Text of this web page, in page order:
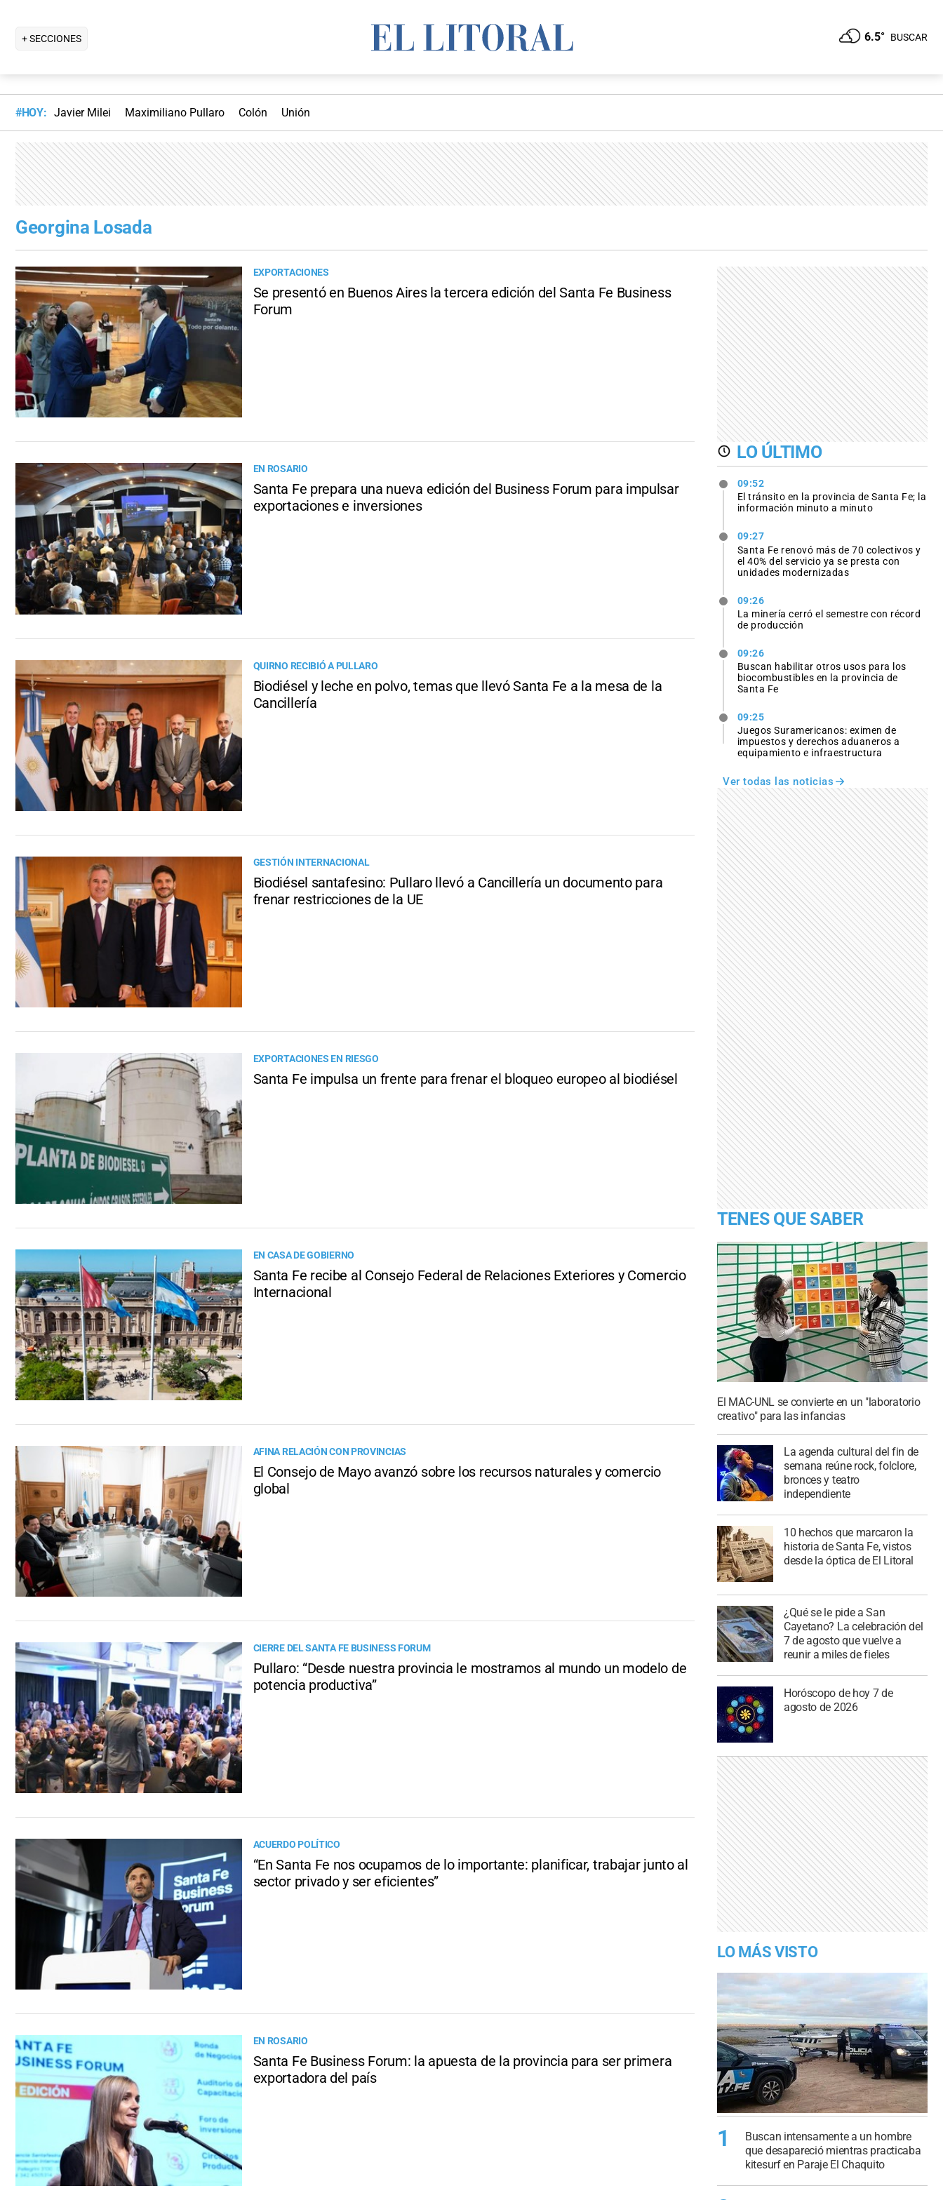
+ SECCIONES 6.5° BUSCAR
#HOY: Javier Milei Maximiliano Pullaro Colón Unión
Georgina Losada
EXPORTACIONES
Se presentó en Buenos Aires la tercera edición del Santa Fe Business
Forum
EN ROSARIO
Santa Fe prepara una nueva edición del Business Forum para impulsar
exportaciones e inversiones
QUIRNO RECIBIÓ A PULLARO
Biodiésel y leche en polvo, temas que llevó Santa Fe a la mesa de la
Cancillería
GESTIÓN INTERNACIONAL
Biodiésel santafesino: Pullaro llevó a Cancillería un documento para
frenar restricciones de la UE
EXPORTACIONES EN RIESGO
Santa Fe impulsa un frente para frenar el bloqueo europeo al biodiésel
EN CASA DE GOBIERNO
Santa Fe recibe al Consejo Federal de Relaciones Exteriores y Comercio
Internacional
AFINA RELACIÓN CON PROVINCIAS
El Consejo de Mayo avanzó sobre los recursos naturales y comercio
global
CIERRE DEL SANTA FE BUSINESS FORUM
Pullaro: “Desde nuestra provincia le mostramos al mundo un modelo de
potencia productiva”
ACUERDO POLÍTICO
“En Santa Fe nos ocupamos de lo importante: planificar, trabajar junto al
sector privado y ser eficientes”
EN ROSARIO
Santa Fe Business Forum: la apuesta de la provincia para ser primera
exportadora del país
LO ÚLTIMO
09:52
El tránsito en la provincia de Santa Fe; la
información minuto a minuto
09:27
Santa Fe renovó más de 70 colectivos y
el 40% del servicio ya se presta con
unidades modernizadas
09:26
La minería cerró el semestre con récord
de producción
09:26
Buscan habilitar otros usos para los
biocombustibles en la provincia de
Santa Fe
09:25
Juegos Suramericanos: eximen de
impuestos y derechos aduaneros a
equipamiento e infraestructura
Ver todas las noticias
TENES QUE SABER
El MAC-UNL se convierte en un "laboratorio
creativo" para las infancias
La agenda cultural del fin de
semana reúne rock, folclore,
bronces y teatro
independiente
10 hechos que marcaron la
historia de Santa Fe, vistos
desde la óptica de El Litoral
¿Qué se le pide a San
Cayetano? La celebración del
7 de agosto que vuelve a
reunir a miles de fieles
Horóscopo de hoy 7 de
agosto de 2026
LO MÁS VISTO
1
Buscan intensamente a un hombre
que desapareció mientras practicaba
kitesurf en Paraje El Chaquito